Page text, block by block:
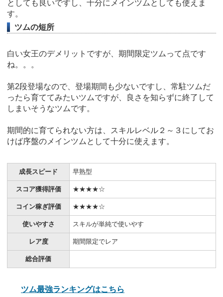
としても良いですし、十分にメインツムとしても使えま
す。
ツムの短所
白い女王のデメリットですが、期間限定ツムって点です
ね。。。
第2段登場なので、登場期間も少ないですし、常駐ツムだ
ったら育ててみたいツムですが、良さを知らずに終了して
しまいそうなツムです。
期間的に育てられない方は、スキルレベル２～３にしてお
けば序盤のメインツムとして十分に使えます。
成長スピード 早熟型
スコア獲得評価 ★★★★☆
コイン稼ぎ評価 ★★★★☆
使いやすさ スキルが単純で使いやす
レア度 期間限定でレア
総合評価
ツム最強ランキングはこちら